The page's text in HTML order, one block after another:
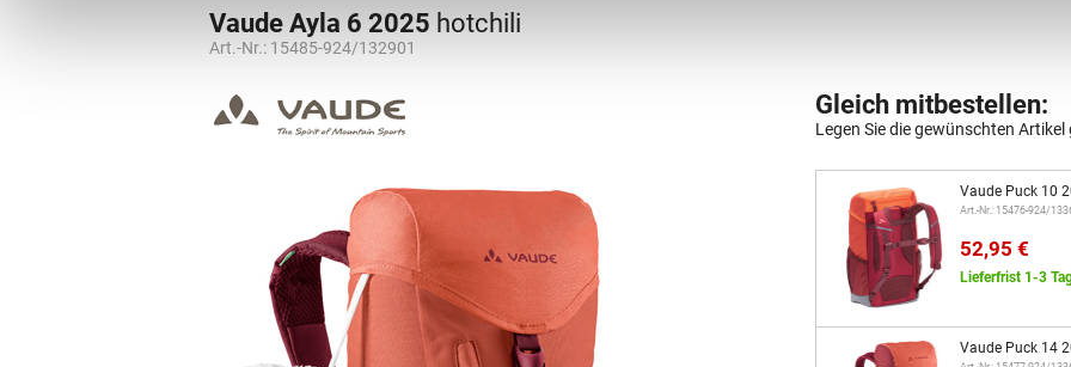
Vaude Ayla 6 2025 hotchili
Art.-Nr.: 15485-924/132901
Gleich mitbestellen:
Legen Sie die gewünschten
Vaude Puck 10
Art.-Nr.: 15476-924/
52,95 €
Lieferfrist 1-3
Vaude Puck 14